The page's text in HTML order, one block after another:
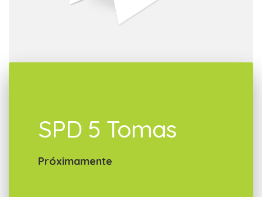
SPD 5 Tomas
Próximamente